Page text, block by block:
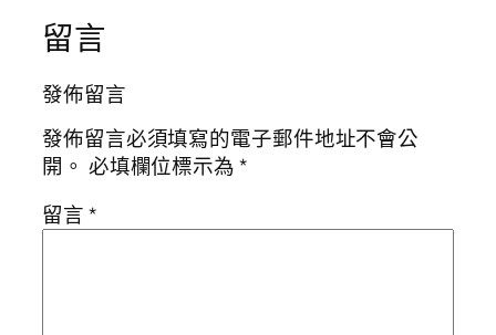
留言
發佈留言
發佈留言必須填寫的電子郵件地址不會公
開。 必填欄位標示為*
留言*